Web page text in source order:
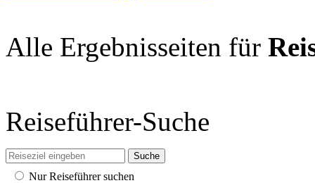
Alle Ergebnisseiten für
Reiseführer-Suche
Nur Reiseführer suchen